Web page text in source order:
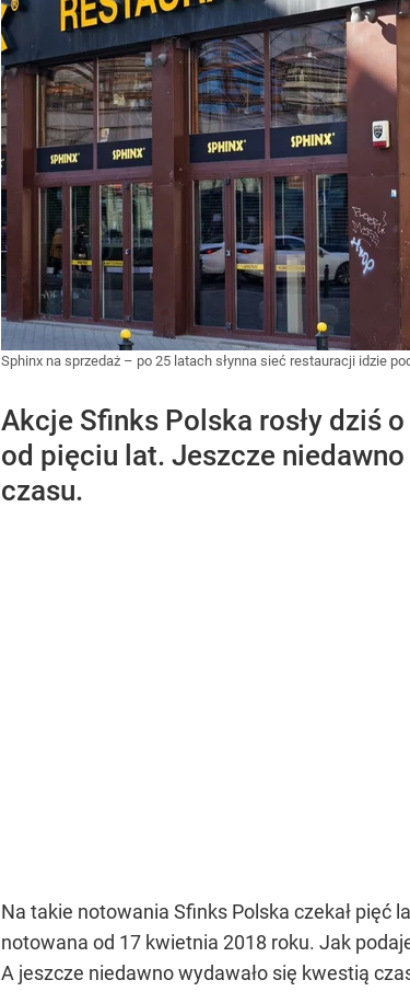
Sphinx na sprzedaż – po 25 latach słynna sieć restauracji idzie
Akcje Sfinks Polska rosły dziś
od pięciu lat. Jeszcze
czasu.
Na takie notowania Sfinks Polska czekał pięć
notowana od 17 kwietnia 2018 roku. Jak
A jeszcze niedawno wydawało się kwestią